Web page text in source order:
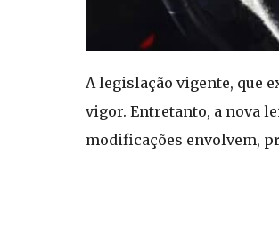
A legislação vigente, que
vigor. Entretanto, a nova
modificações envolvem,